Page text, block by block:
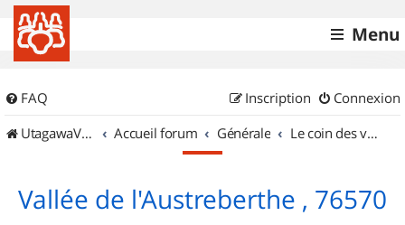
Menu
FAQ Connexion
Inscription
UtagawaVTT (Randos VTT et VTTAE avec traces GPS)
Accueil forum Générale Le coin des vidéastes
Vallée de l'Austreberthe , 76570